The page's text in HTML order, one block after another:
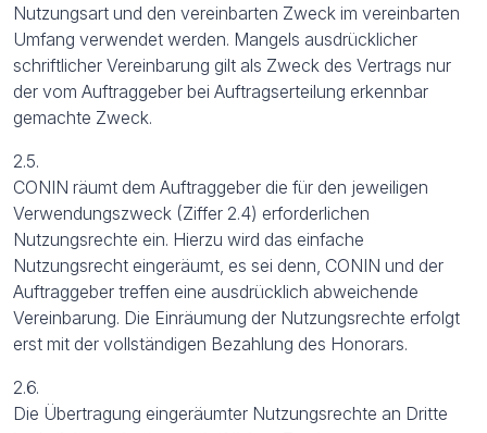
Nutzungsart und den vereinbarten Zweck im vereinbarten
Umfang verwendet werden. Mangels ausdrücklicher
schriftlicher Vereinbarung gilt als Zweck des Vertrags nur
der vom Auftraggeber bei Auftragserteilung erkennbar
gemachte Zweck.
2.5.
CONIN räumt dem Auftraggeber die für den jeweiligen
Verwendungszweck (Ziffer 2.4) erforderlichen
Nutzungsrechte ein. Hierzu wird das einfache
Nutzungsrecht eingeräumt, es sei denn, CONIN und der
Auftraggeber treffen eine ausdrücklich abweichende
Vereinbarung. Die Einräumung der Nutzungsrechte erfolgt
erst mit der vollständigen Bezahlung des Honorars.
2.6.
Die Übertragung eingeräumter Nutzungsrechte an Dritte